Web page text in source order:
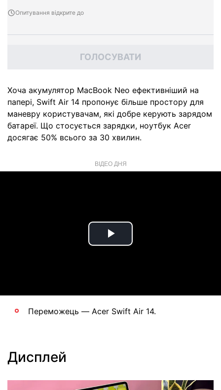
Опитування відкрите до
ГОЛОСУВАТИ
Хоча акумулятор MacBook Neo ефективніший на
папері, Swift Air 14 пропонує більше простору для
маневру користувачам, які добре керують зарядом
батареї. Що стосується зарядки, ноутбук Acer
досягає 50% всього за 30 хвилин.
ВІДЕО ДНЯ
Play
Переможець — Acer Swift Air 14.
Дисплей